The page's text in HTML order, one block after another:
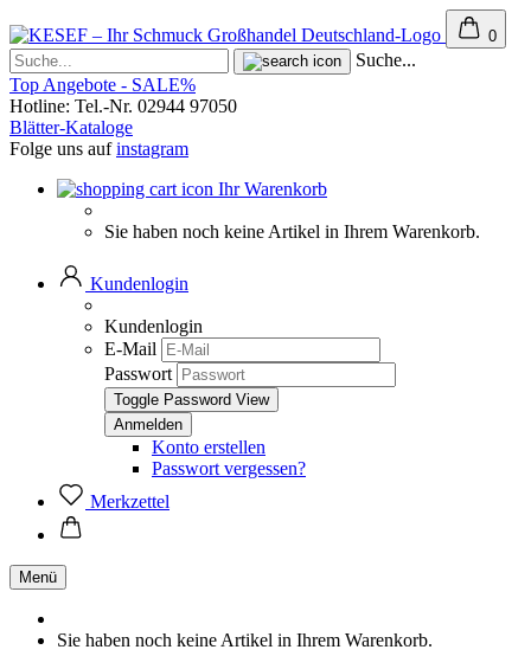
0
Suche...
Top Angebote - SALE%
Hotline: Tel.-Nr. 02944 97050
Blätter-Kataloge
Folge uns aufinstagram
Ihr Warenkorb
Sie haben noch keine Artikel in Ihrem Warenkorb.
Kundenlogin
Kundenlogin
E-Mail
Passwort
Toggle Password View
Konto erstellen
Passwort vergessen?
Merkzettel
Menü
Sie haben noch keine Artikel in Ihrem Warenkorb.